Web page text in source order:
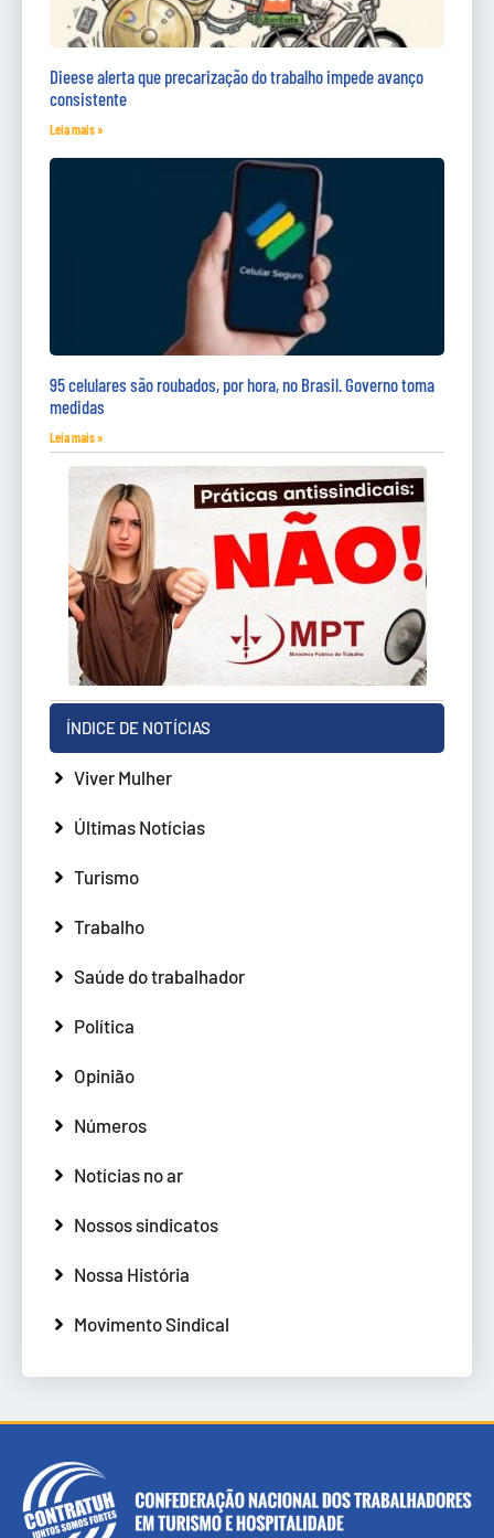
Dieese alerta que precarização do trabalho impede avanço
consistente
Leia mais »
95 celulares são roubados, por hora, no Brasil. Governo toma
medidas
Leia mais »
ÍNDICE DE NOTÍCIAS
Viver Mulher
Últimas Notícias
Turismo
Trabalho
Saúde do trabalhador
Política
Opinião
Números
Notícias no ar
Nossos sindicatos
Nossa História
Movimento Sindical